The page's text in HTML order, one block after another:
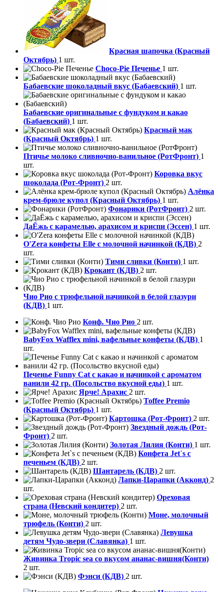
Красная шапочка (Красный
Октябрь) 1 шт.
Choco-Pie Печенье 1 шт.
Бабаевские шоколадный вкус (Бабаевский) 1 шт.
Бабаевские оригинальные с фундуком и какао
(Бабаевский) 1 шт.
Красный мак
(Красный Октябрь) 1 шт.
Птичье молоко сливночно-ванильное (РотФронт) 1
шт.
Коровка вкус
шоколада (Рот-Фронт) 2 шт.
Алёнка
крем-брюле купол (Красный Октябрь) 1 шт.
Фонарики (РотФронт) 2 шт.
ДаЁжь с карамелью, арахисом и криспи (Эссен) 1 шт.
O'Zera конфеты Elle с молочной начинкой (КДВ) 2
шт.
Тими сливки (Конти) 1 шт.
Крокант (КДВ) 2 шт.
Чио Рио с трюфельной начинкой в белой глазури
(КДВ) 1 шт.
Конф. Чио Рио 2 шт.
BabyFox Wafflex mini, вафельные конфеты (КДВ) 1
шт.
Печенье Funny Сat с какао и начинкой с ароматом
ванили 42 гр. (Посольство вкусной еды) 1 шт.
Ярче! Арахис 2 шт.
Toffee Premio
(Красный Октябрь) 1 шт.
Картошка (Рот-Фронт) 2 шт.
Звездный дождь (Рот-
Фронт) 2 шт.
Золотая Лилия (Конти) 1 шт.
Конфета Jet`s с
печеньем (КДВ) 2 шт.
Шантарель (КДВ) 2 шт.
Лапки-Царапки (Акконд) 2
шт.
Ореховая
страна (Невский кондитер) 2 шт.
Моне, молочный
трюфель (Конти) 2 шт.
Левушка
детям Чудо-звери (Славянка) 1 шт.
Живинка Tropic sea со вкусом ананас-вишня(Конти)
2 шт.
Фэнси (КДВ) 2 шт.